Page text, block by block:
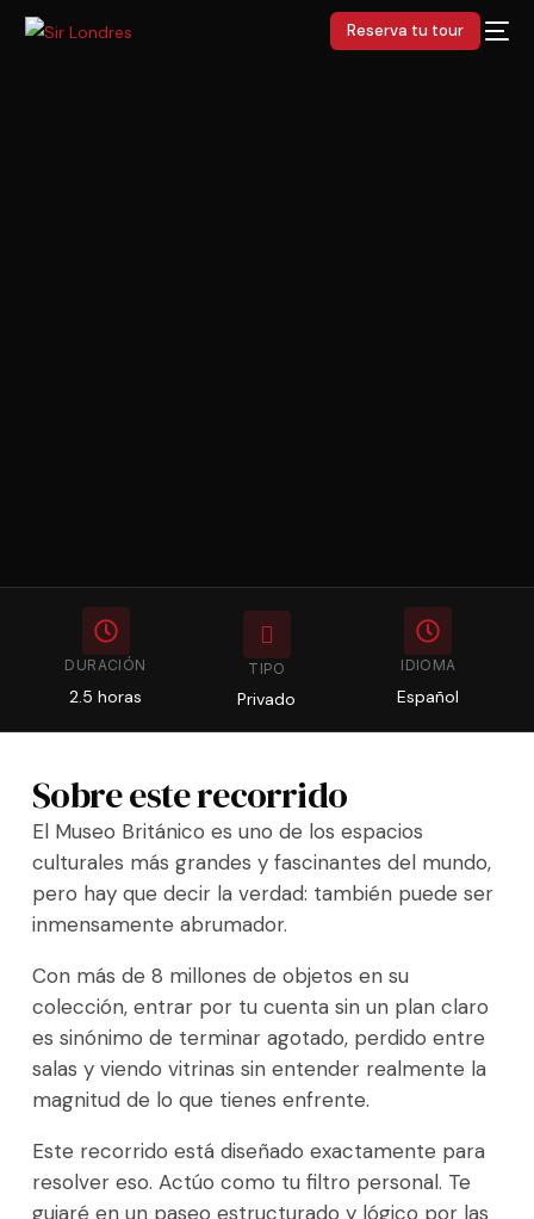
Reserva tu tour
DURACIÓN
2.5 horas
TIPO
Privado
IDIOMA
Español
Sobre este recorrido
El Museo Británico es uno de los espacios
culturales más grandes y fascinantes del mundo,
pero hay que decir la verdad: también puede ser
inmensamente abrumador.
Con más de 8 millones de objetos en su
colección, entrar por tu cuenta sin un plan claro
es sinónimo de terminar agotado, perdido entre
salas y viendo vitrinas sin entender realmente la
magnitud de lo que tienes enfrente.
Este recorrido está diseñado exactamente para
resolver eso. Actúo como tu filtro personal. Te
guiaré en un paseo estructurado y lógico por las